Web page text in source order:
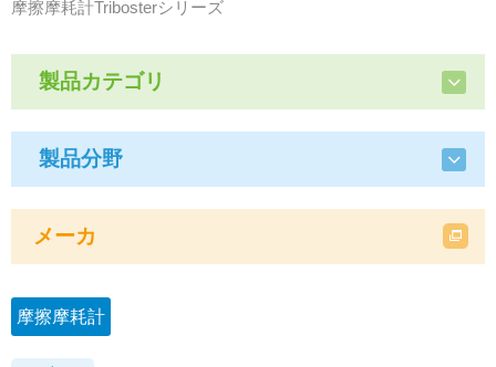
摩擦摩耗計Tribosterシリーズ
製品カテゴリ
製品分野
メーカ
摩擦摩耗計